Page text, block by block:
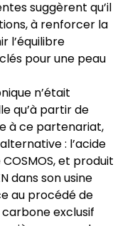
suggèrent qu’il
à renforcer la
l’équilibre
pour une peau
n’était
qu’à partir de
à ce partenariat,
: l’acide
et produit
dans son usine
au procédé de
exclusif